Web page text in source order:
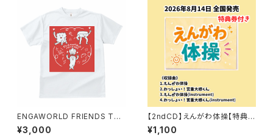
ENGAWORLD FRIENDS Tシ
ャツ
¥3,000
【2ndCD】えんがわ体操【特典券
付き】
¥1,100